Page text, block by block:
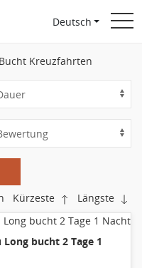
Deutsch
Kreuzfahrten
Kürzeste Längste
bucht 2 Tage 1